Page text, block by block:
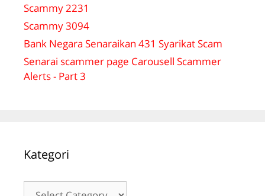
Scammy 2231
Scammy 3094
Bank Negara Senaraikan 431 Syarikat Scam
Senarai scammer page Carousell Scammer
Alerts - Part 3
Kategori